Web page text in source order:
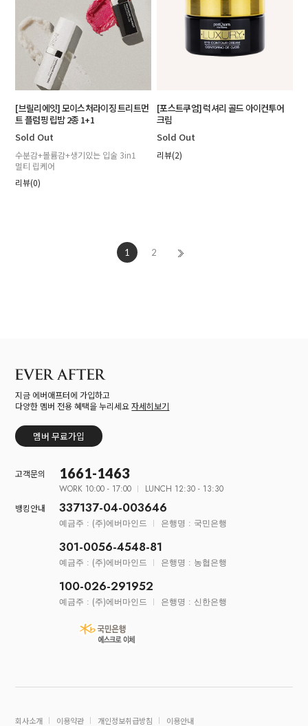
[브릴리에잇] 모이스처라이징 트리트먼
트 플럼핑 립밤 2종 1+1
Sold Out
수분감+볼륨감+생기있는 입술 3in1
멀티 립케어
리뷰(0)
[포스트쿠엄] 럭셔리 골드 아이컨투어
크림
Sold Out
리뷰(2)
1 2
지금 에버애프터에 가입하고
다양한 멤버 전용 혜택을 누리세요자세히보기
멤버 무료가입
고객문의 1661-1463
WORK 10:00 - 17:00 LUNCH 12:30 - 13:30
뱅킹안내 337137-04-003646
예금주 : (주)에버마인드 은행명 : 국민은행
301-0056-4548-81
예금주 : (주)에버마인드 은행명 : 농협은행
100-026-291952
예금주 : (주)에버마인드 은행명 : 신한은행
회사소개 이용약관 개인정보취급방침 이용안내